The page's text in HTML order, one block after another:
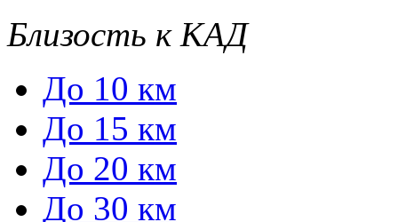
Близость к КАД
До 10 км
До 15 км
До 20 км
До 30 км